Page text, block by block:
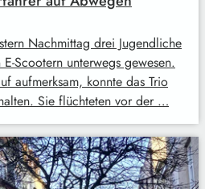
Nachmittag drei Jugendliche
Scootern unterwegs gewesen.
aufmerksam, konnte das Trio
Sie flüchteten vor der …